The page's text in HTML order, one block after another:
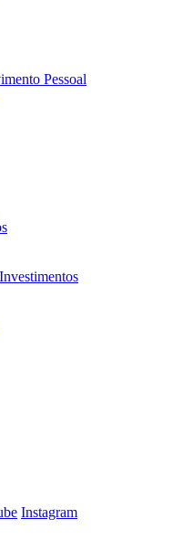
Pessoal
Instagram